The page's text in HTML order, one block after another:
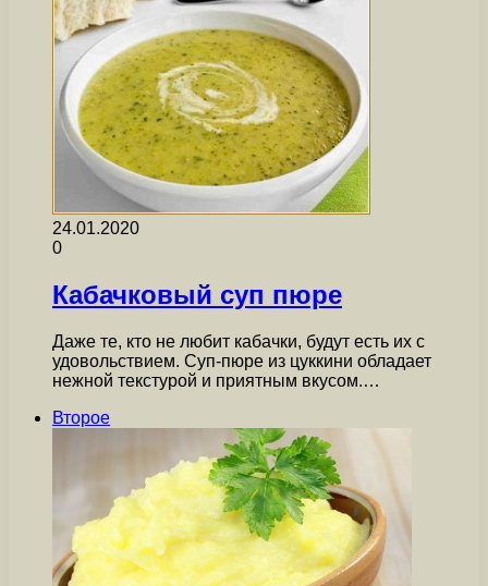
24.01.2020
0
Кабачковый суп пюре
Даже те, кто не любит кабачки, будут есть их с
удовольствием. Суп-пюре из цуккини обладает
нежной текстурой и приятным вкусом.…
Второе